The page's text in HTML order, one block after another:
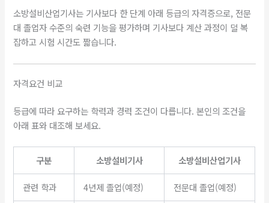
소방설비산업기사는 기사보다 한 단계 아래 등급의 자격증으로, 전문
대 졸업자 수준의 숙련 기능을 평가하며 기사보다 계산 과정이 덜 복
잡하고 시험 시간도 짧습니다.
자격요건 비교
등급에 따라 요구하는 학력과 경력 조건이 다릅니다. 본인의 조건을
아래 표와 대조해 보세요.
구분 소방설비기사 소방설비산업기사
관련 학과 4년제 졸업(예정) 전문대 졸업(예정)